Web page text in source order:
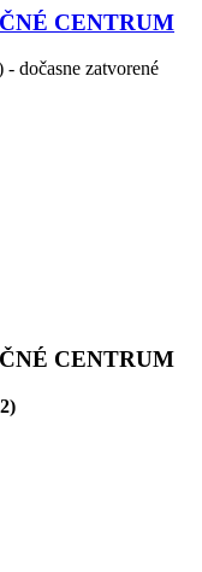
CENTRUM
dočasne zatvorené
CENTRUM